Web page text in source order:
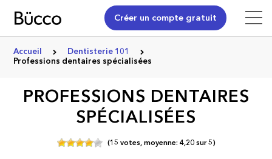
Créer un compte gratuit
Accueil
Dentisterie 101
Professions dentaires spécialisées
PROFESSIONS DENTAIRES
SPÉCIALISÉES
(15 votes,moyenne: 4,20sur5)